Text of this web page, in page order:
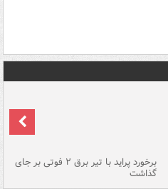
برخورد پراید با تیر برق ۲ فوتی بر جای
گذاشت